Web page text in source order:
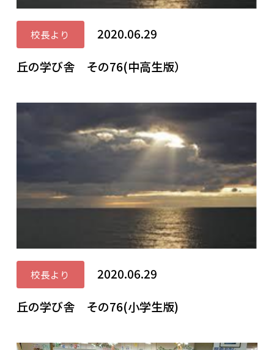
校長より
2020.06.29
丘の学び舎 その76(中高生版）
校長より
2020.06.29
丘の学び舎 その76(小学生版)